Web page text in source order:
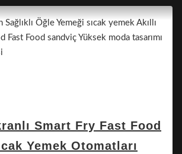
Sağlıklı Öğle Yemeği sıcak yemek Akıllı
Fast Food sandviç Yüksek moda tasarımı